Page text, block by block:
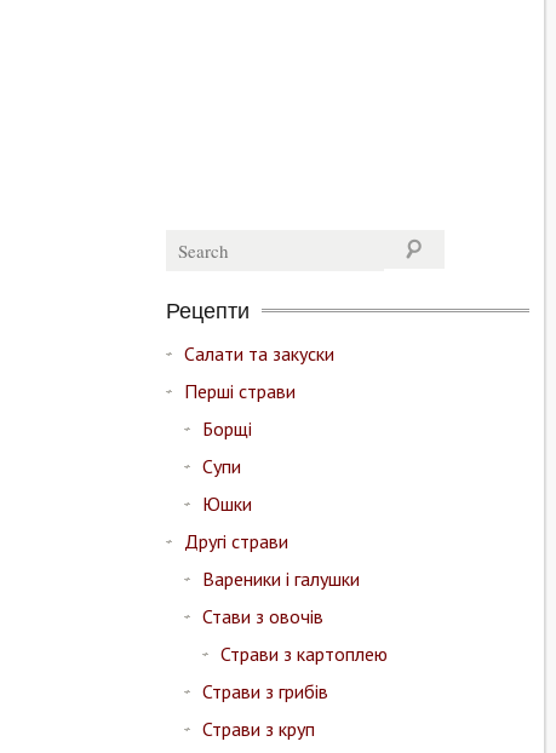
Рецепти
Салати та закуски
Перші страви
Борщі
Супи
Юшки
Другі страви
Вареники і галушки
Стави з овочів
Страви з картоплею
Страви з грибів
Страви з круп